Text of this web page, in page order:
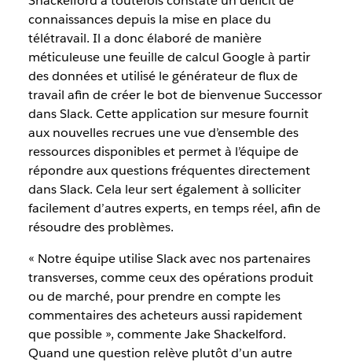
connaissances depuis la mise en place du
télétravail. Il a donc élaboré de manière
méticuleuse une feuille de calcul Google à partir
des données et utilisé le générateur de flux de
travail afin de créer le bot de bienvenue Successor
dans Slack. Cette application sur mesure fournit
aux nouvelles recrues une vue d’ensemble des
ressources disponibles et permet à l’équipe de
répondre aux questions fréquentes directement
dans Slack. Cela leur sert également à solliciter
facilement d’autres experts, en temps réel, afin de
résoudre des problèmes.
« Notre équipe utilise Slack avec nos partenaires
transverses, comme ceux des opérations produit
ou de marché, pour prendre en compte les
commentaires des acheteurs aussi rapidement
que possible », commente Jake Shackelford.
Quand une question relève plutôt d’un autre